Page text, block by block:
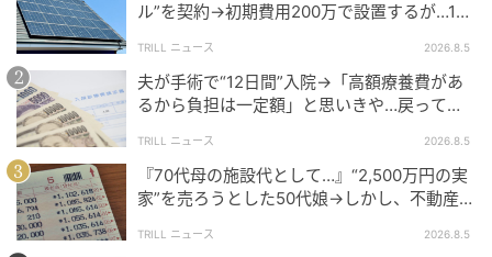
次の記事
【スマホ買い替え】iPhone 8はもう限界？
「まだ使える」に潜む罠と損しないベストな
売却タイミング
の記事をもっとみる
ル”を契約→初期費用200万で設置するが…10
TRILL ニュース 2026.8.5
夫が手術で“12日間”入院→「高額療養費があ
るから負担は一定額」と思いきや…戻ってき
TRILL ニュース 2026.8.5
『70代母の施設代として…』“2,500万円の実
家”を売ろうとした50代娘→しかし、不動産会
TRILL ニュース 2026.8.5